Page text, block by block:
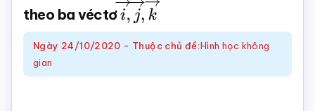
theo ba véctơi→,j →
Ngày 24/10/2020 - Thuộc chủ đề:Hình học không
gian